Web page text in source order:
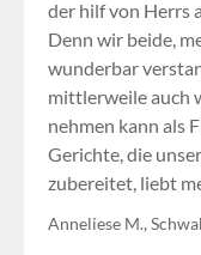
der hilf von Herrs
Denn wir beide,
wunderbar
mittlerweile auch
nehmen kann als
Gerichte, die
zubereitet, liebt
Anneliese M.,